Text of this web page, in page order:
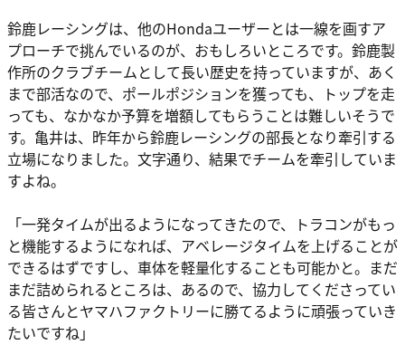
鈴鹿レーシングは、他のHondaユーザーとは一線を画すア
プローチで挑んでいるのが、おもしろいところです。鈴鹿製
作所のクラブチームとして長い歴史を持っていますが、あく
まで部活なので、ポールポジションを獲っても、トップを走
っても、なかなか予算を増額してもらうことは難しいそうで
す。亀井は、昨年から鈴鹿レーシングの部長となり牽引する
立場になりました。文字通り、結果でチームを牽引していま
すよね。
「一発タイムが出るようになってきたので、トラコンがもっ
と機能するようになれば、アベレージタイムを上げることが
できるはずですし、車体を軽量化することも可能かと。まだ
まだ詰められるところは、あるので、協力してくださってい
る皆さんとヤマハファクトリーに勝てるように頑張っていき
たいですね」